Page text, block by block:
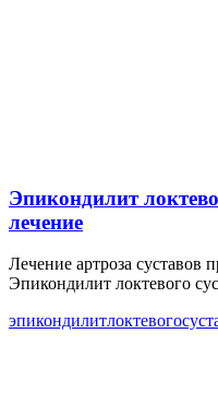
Эпикондилит
лечение
Лечение артроза суставов
Эпикондилит локтевого
эпикондилитлоктевого